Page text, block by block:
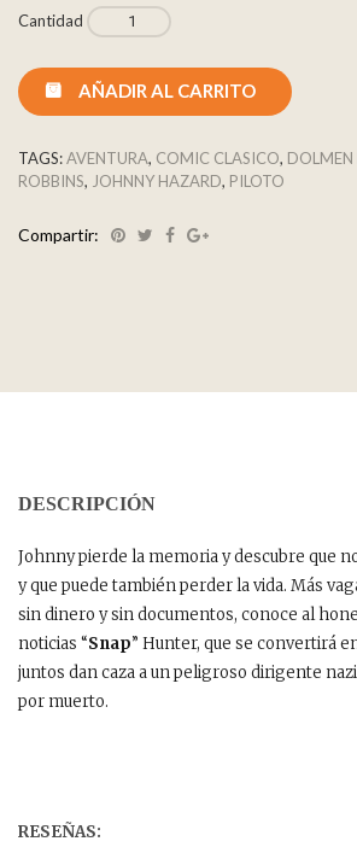
Cantidad
AÑADIR AL CARRITO
TAGS:AVENTURA, COMIC CLASICO, DOLMEN
ROBBINS, JOHNNY HAZARD, PILOTO
Compartir:
DESCRIPCIÓN
Johnny pierde la memoria y descubre que
y que puede también perder la vida. Más
sin dinero y sin documentos, conoce al
noticias “Snap” Hunter, que se convertirá
juntos dan caza a un peligroso dirigente
por muerto.
RESEÑAS: